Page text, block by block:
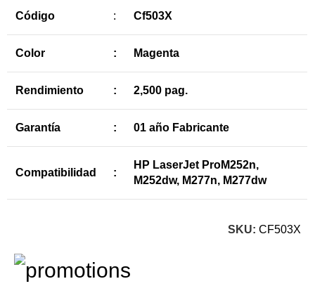
Código : Cf503X
Color : Magenta
Rendimiento : 2,500 pag.
Garantía : 01 año Fabricante
Compatibilidad :
HP LaserJet ProM252n,
M252dw, M277n, M277dw
SKU: CF503X